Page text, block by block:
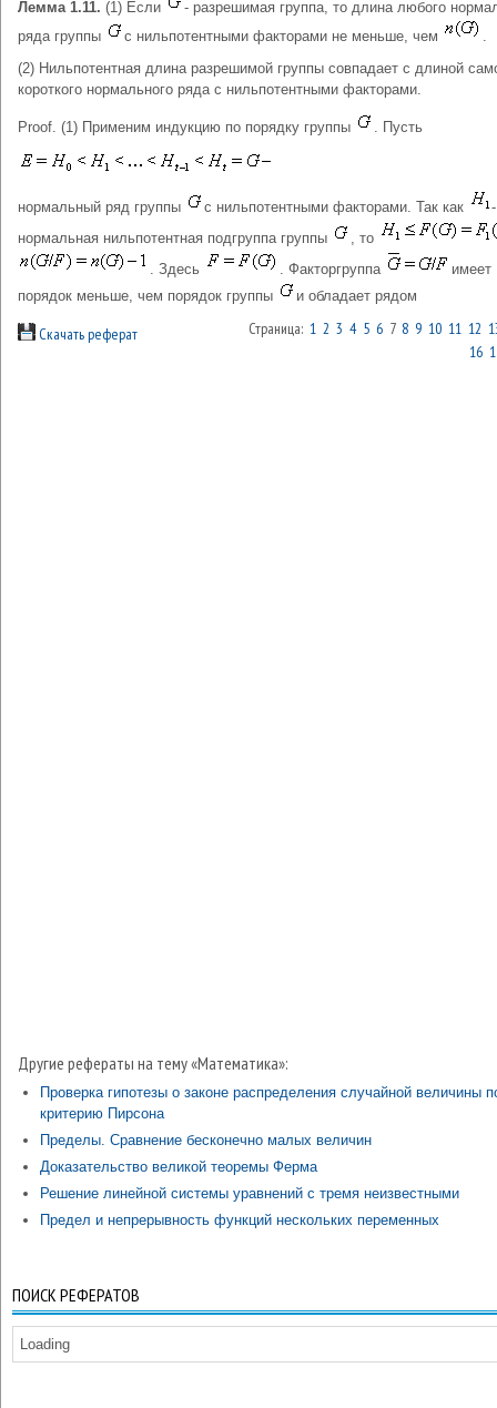
Лемма 1.11. (1) Если
- разрешимая группа, то длина любого
ряда группы
с нильпотентными факторами не меньше, чем
.
(2) Нильпотентная длина разрешимой группы совпадает с длиной
короткого нормального ряда с нильпотентными факторами.
Proof. (1) Применим индукцию по порядку группы . Пусть
нормальный ряд группы с нильпотентными факторами. Так как
-
нормальная нильпотентная подгруппа группы
, то
. Здесь
. Факторгруппа
имеет
порядок меньше, чем порядок группы
и обладает рядом
Скачать реферат Страница: 1 2 3 4 5 6 7 8 9 10 11 12
16
Другие рефераты на тему «Математика»:
Проверка гипотезы о законе распределения случайной величины
критерию Пирсона
Пределы. Сравнение бесконечно малых величин
Доказательство великой теоремы Ферма
Решение линейной системы уравнений с тремя неизвестными
Предел и непрерывность функций нескольких переменных
ПОИСК РЕФЕРАТОВ
Loading